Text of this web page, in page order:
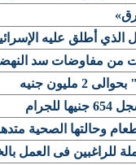
أطلق عليه
من مفاوضات سد
وحالتها الصحية
للراغبين فى العمل